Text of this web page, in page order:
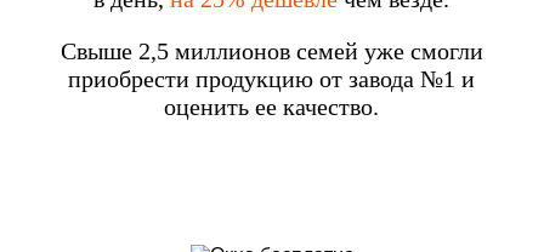
Свыше 2,5 миллионов семей уже смогли
приобрести продукцию от завода №1 и
оценить ее качество.